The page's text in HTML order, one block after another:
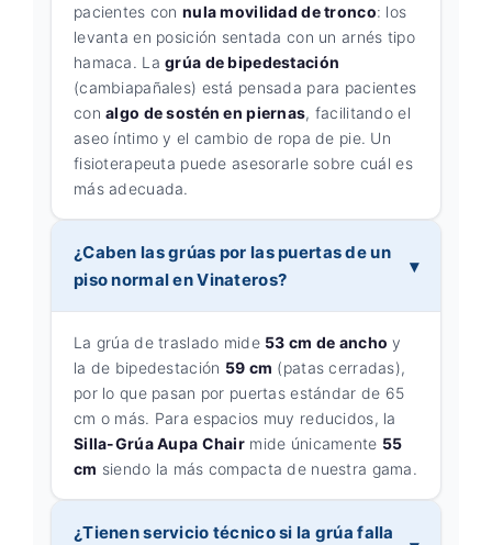
pacientes con nula movilidad de tronco: los
levanta en posición sentada con un arnés tipo
hamaca. Lagrúa de bipedestación
(cambiapañales) está pensada para pacientes
conalgo de sostén en piernas, facilitando el
aseo íntimo y el cambio de ropa de pie. Un
fisioterapeuta puede asesorarle sobre cuál es
más adecuada.
¿Caben las grúas por las puertas de un
piso normal en Vinateros?
La grúa de traslado mide 53 cm de ancho y
la de bipedestación 59 cm (patas cerradas),
por lo que pasan por puertas estándar de 65
cm o más. Para espacios muy reducidos, la
Silla-Grúa Aupa Chair mide únicamente 55
cm siendo la más compacta de nuestra gama.
¿Tienen servicio técnico si la grúa falla